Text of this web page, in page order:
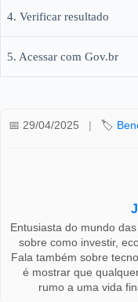
4. Verificar resultado
5. Acessar com Gov.br
📅 29/04/2025 | 🏷️
Entusiasta do mundo
sobre como investir,
Fala também sobre
é mostrar que
rumo a uma vida